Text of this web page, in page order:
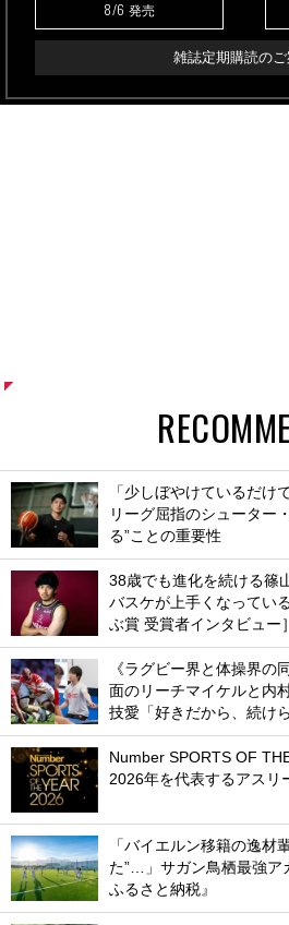
8/6 発売
雑誌定期購読のご
「少しぼやけているだけ
リーグ屈指のシューター
る”ことの重要性
38歳でも進化を続ける篠
バスケが上手くなってい
ぶ賞 受賞者インタビュー］
《ラグビー界と体操界の
面のリーチマイケルと内
技愛「好きだから、続け
Number SPORTS OF
2026年を代表するアスリ
「バイエルン移籍の逸材
た”…」サガン鳥栖最強ア
ふるさと納税』